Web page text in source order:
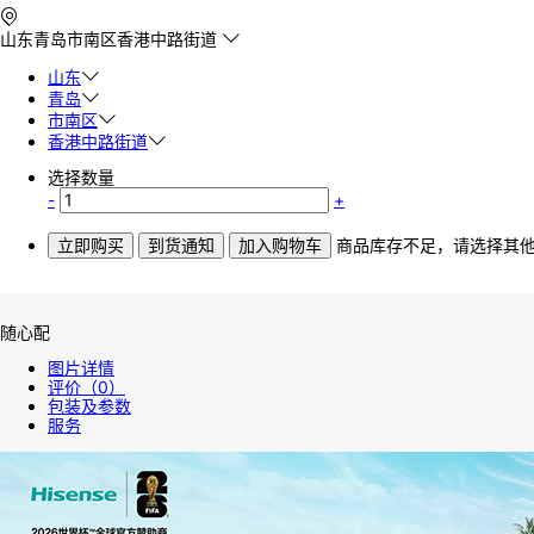
山东青岛市南区香港中路街道
山东
青岛
市南区
香港中路街道
选择数量
-
+
立即购买 到货通知 加入购物车 商品库存不足，请选择其
随心配
图片详情
评价 （0）
包装及参数
服务